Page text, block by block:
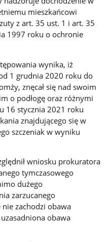
mieszkańcowi
z art. 35 ust. 1 i art. 35
1997 roku o ochronie
wynika, iż
1 grudnia 2020 roku do
znęcał się nad swoim
o podłogę oraz różnymi
16 stycznia 2021 roku
znajdującego się w
szczeniak w wyniku
wniosku prokuratora
tymczasowego
dużego
zarzucanego
zachodzi obawa
obawa